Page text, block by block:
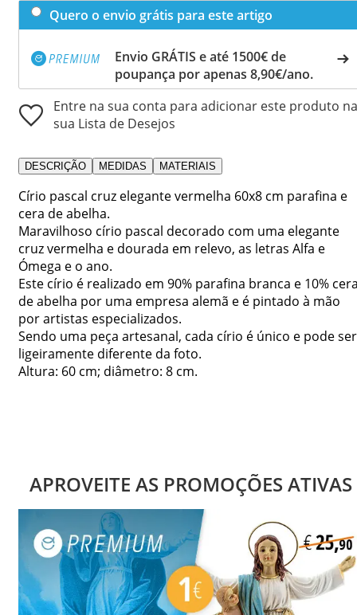
Quero o envio grátis para este artigo
Envio GRÁTIS e até 1500€ de
poupança por apenas 8,90€/ano.
Entre na sua conta para adicionar este produto na
sua Lista de Desejos
DESCRIÇÃO MEDIDAS MATERIAIS
Círio pascal cruz elegante vermelha 60x8 cm parafina e
cera de abelha.
Maravilhoso círio pascal decorado com uma elegante
cruz vermelha e dourada em relevo, as letras Alfa e
Ómega e o ano.
Este círio é realizado em 90% parafina branca e 10%
de abelha por uma empresa alemã e é pintado à mão
por artistas especializados.
Sendo uma peça artesanal, cada círio é único e pode ser
ligeiramente diferente da foto.
Altura: 60 cm; diâmetro: 8 cm.
APROVEITE AS PROMOÇÕES ATIVAS